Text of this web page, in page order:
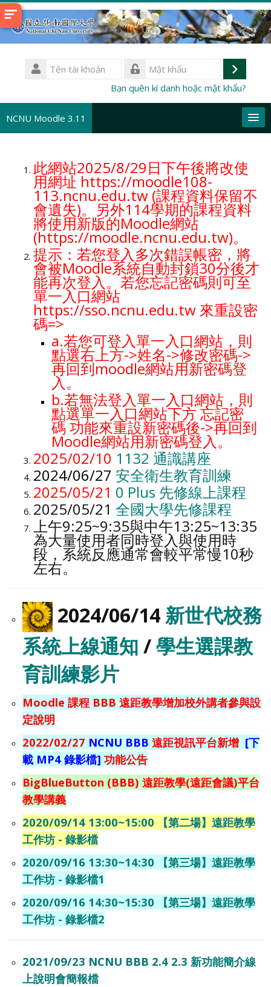
Chuyển
tới
Tên
tài
Đăng
Bạn quên kí danh hoặc mật khẩu?
NCNU Moodle 3.11
Tìm
kiếm
khoá
học
此網站2025/8/29日下午後將改使
用網址 https://moodle108-
113.ncnu.edu.tw (課程資料保留不
會遺失)。另外114學期的課程資料
將使用新版的Moodle網站
(https://moodle.ncnu.edu.tw)。
提示：若您登入多次錯誤帳密，將
會被Moodle系統自動封鎖30分後才
能再次登入。若您忘記密碼則可至
單一入口網站
https://sso.ncnu.edu.tw 來重設密
碼=>
a.若您可登入單一入口網站，則
點選右上方->姓名->修改密碼->
再回到moodle網站用新密碼登
入。
b.若無法登入單一入口網站， 則
點選單一入口網站下方 忘記密
碼 功能來重設新密碼後->再回到
Moodle網站用新密碼登入。
2025/02/10 1132 通識講座
2024/06/27 安全衛生教育訓練
2025/05/21 0 Plus 先修線上課程
2025/05/21 全國大學先修課程
上午9:25~9:35與中午13:25~13:35
為大量使用者同時登入與使用時
段，系統反應通常會較平常慢10秒
左右。
2024/06/14 新世代校務
系統上線通知 / 學生選課教
育訓練影片
Moodle 課程 BBB 遠距教學增加校外講者參與設
定說明
2022/02/27 NCNU BBB 遠距視訊平台新增 [下
載 MP4 錄影檔] 功能公告
BigBlueButton (BBB) 遠距教學(遠距會議)平台
教學講義
2020/09/14 13:00~15:00 【第二場】遠距教學
工作坊 - 錄影檔
2020/09/16 13:30~14:30 【第三場】遠距教學
工作坊 - 錄影檔1
2020/09/16 14:30~15:30 【第三場】遠距教學
工作坊 - 錄影檔2
2021/09/23 NCNU BBB 2.4 2.3 新功能簡介線
上說明會簡報檔